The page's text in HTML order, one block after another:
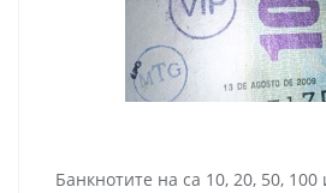
Банкнотите на са 10, 20, 50,